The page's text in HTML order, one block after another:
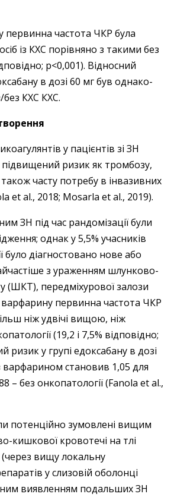
первинна частота ЧКР була
із КХС порівняно з такими без
р<0,001). Відносний
в дозі 60 мг був однако­
без КХС КХС.
у пацієнтів зі ЗН
ризик як тромбозу,
також часту потребу в інвазивних
et al., 2018; Mosarla et al., 2019).
ЗН під час рандо­мізації були
однак у 5,5% учасників
було діагностовано нове або
з ураженням шлунково-
(ШКТ), передміхурової ­залози
варфарину первинна частота ЧКР
ніж удвічі вищою, ніж
(19,2 і 7,5% відповідно;
ризик у групі едоксабану в дозі
варфарином становив 1,05 для
– ​без онкопатології (Fanola et al.,
потенційно зумовлені вищим
кишкової кровотечі на тлі
вищу локальну
у слизовій оболонці
виявленням подальших ЗН